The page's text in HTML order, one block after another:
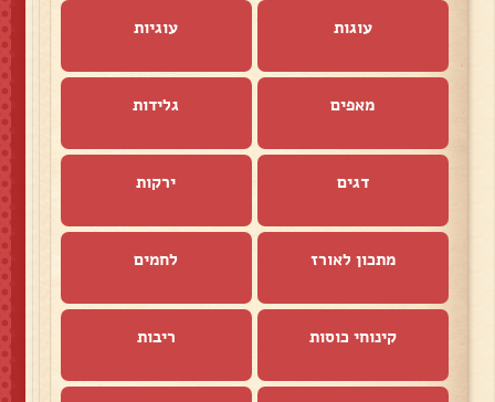
עוגות עוגיות
מאפים גלידות
דגים ירקות
מתכון לאורז לחמים
קינוחי כוסות ריבות